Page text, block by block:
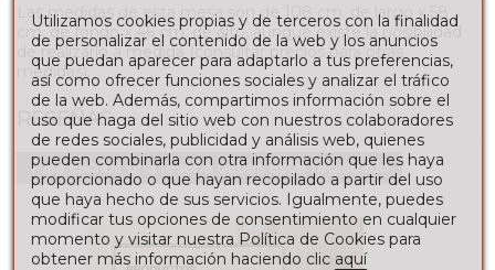
Las medidas de esta mesa son de 108 cm. de largo x 58
cm. de fondo x 46 cm. de alto, aunque existe la posibilidad
de realizarlo a medida (consultar precios para otras
medidas).
RESEÑAS
Para escribir una reseña debes estar registrado
Utilizamos cookies propias y de terceros con la finalidad
de personalizar el contenido de la web y los anuncios
que puedan aparecer para adaptarlo a tus preferencias,
así como ofrecer funciones sociales y analizar el tráfico
de la web. Además, compartimos información sobre el
uso que haga del sitio web con nuestros colaboradores
de redes sociales, publicidad y análisis web, quienes
pueden combinarla con otra información que les haya
proporcionado o que hayan recopilado a partir del uso
que haya hecho de sus servicios. Igualmente, puedes
modificar tus opciones de consentimiento en cualquier
momento y visitar nuestra Política de Cookies para
obtener más información haciendo clic aquí